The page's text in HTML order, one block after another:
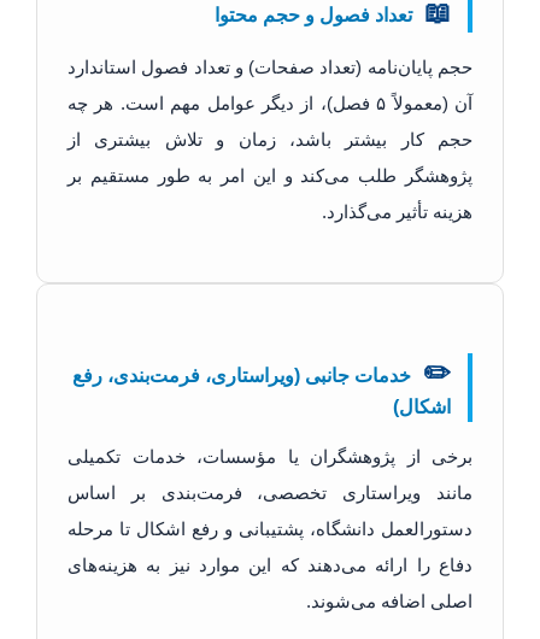
📖 تعداد فصول و حجم محتوا
حجم پایان‌نامه (تعداد صفحات) و تعداد فصول استاندارد
آن (معمولاً ۵ فصل)، از دیگر عوامل مهم است. هر چه
حجم کار بیشتر باشد، زمان و تلاش بیشتری از
پژوهشگر طلب می‌کند و این امر به طور مستقیم بر
هزینه تأثیر می‌گذارد.
✏️
خدمات جانبی (ویراستاری، فرمت‌بندی، رفع
اشکال)
برخی از پژوهشگران یا مؤسسات، خدمات تکمیلی
مانند ویراستاری تخصصی، فرمت‌بندی بر اساس
دستورالعمل دانشگاه، پشتیبانی و رفع اشکال تا مرحله
دفاع را ارائه می‌دهند که این موارد نیز به هزینه‌های
اصلی اضافه می‌شوند.